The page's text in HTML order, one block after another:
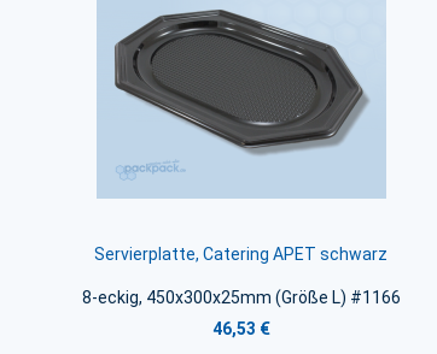
Servierplatte, Catering APET schwarz
8-eckig, 450x300x25mm (Größe L) #1166
46,53 €